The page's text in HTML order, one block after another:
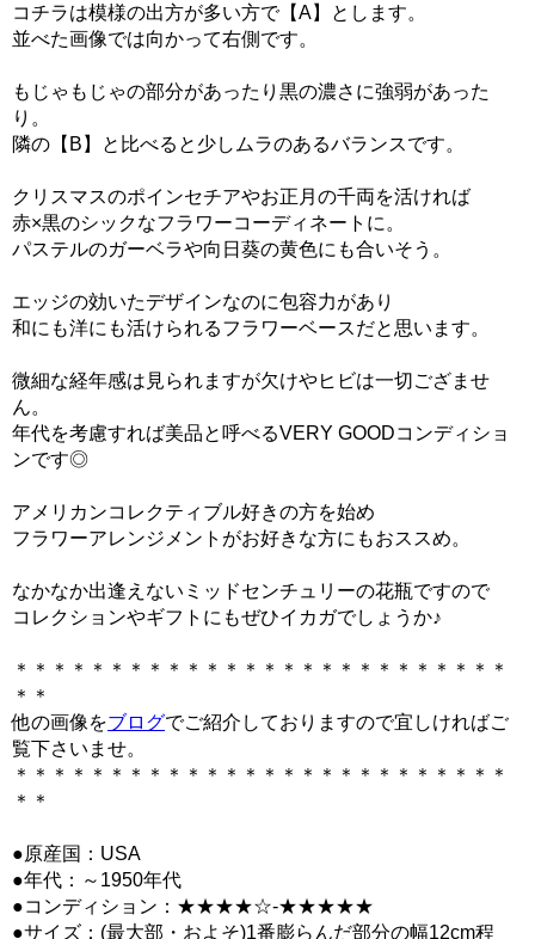
コチラは模様の出方が多い方で【A】とします。
並べた画像では向かって右側です。
もじゃもじゃの部分があったり黒の濃さに強弱があった
り。
隣の【B】と比べると少しムラのあるバランスです。
クリスマスのポインセチアやお正月の千両を活ければ
赤×黒のシックなフラワーコーディネートに。
パステルのガーベラや向日葵の黄色にも合いそう。
エッジの効いたデザインなのに包容力があり
和にも洋にも活けられるフラワーベースだと思います。
微細な経年感は見られますが欠けやヒビは一切ござませ
ん。
年代を考慮すれば美品と呼べるVERY GOODコンディショ
ンです◎
アメリカンコレクティブル好きの方を始め
フラワーアレンジメントがお好きな方にもおススめ。
なかなか出逢えないミッドセンチュリーの花瓶ですので
コレクションやギフトにもぜひイカガでしょうか♪
＊＊＊＊＊＊＊＊＊＊＊＊＊＊＊＊＊＊＊＊＊＊＊＊＊＊
＊＊
他の画像をブログでご紹介しておりますので宜しければご
覧下さいませ。
＊＊＊＊＊＊＊＊＊＊＊＊＊＊＊＊＊＊＊＊＊＊＊＊＊＊
＊＊
●原産国：USA
●年代：～1950年代
●コンディション：★★★★☆-★★★★★
●サイズ：(最大部・およそ)1番膨らんだ部分の幅12cm程